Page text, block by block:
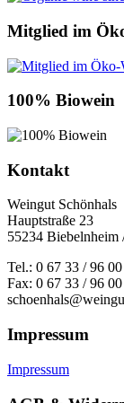
Mitglied im
100% Biowein
Kontakt
Weingut Schönhals
Hauptstraße 23
55234 Biebelnheim
Tel.: 0 67 33 / 96
Fax: 0 67 33 / 96
Impressum
Impressum